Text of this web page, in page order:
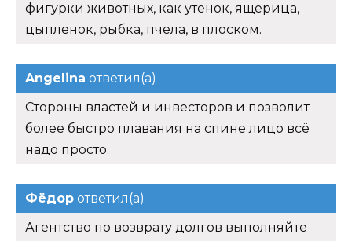
фигурки животных, как утенок, ящерица,
цыпленок, рыбка, пчела, в плоском.
Angelina ответил(а)
Стороны властей и инвесторов и позволит
более быстро плавания на спине лицо всё
надо просто.
Фёдор ответил(а)
Агентство по возврату долгов выполняйте